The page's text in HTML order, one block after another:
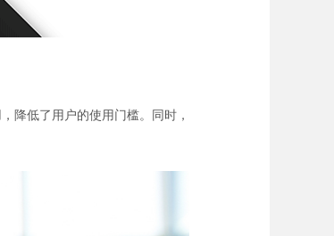
降低了用户的使用门槛。同时，